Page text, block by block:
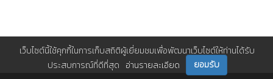
เว็บไซต์นี้ใช้คุกกี้ในการเก็บสถิติผู้เยี่ยมชมเพื่อพัฒนาเว็บไซต์ให้ท่านได้รับ
ประสบการณ์ที่ดีที่สุด อ่านรายละเอียด ยอมรับ